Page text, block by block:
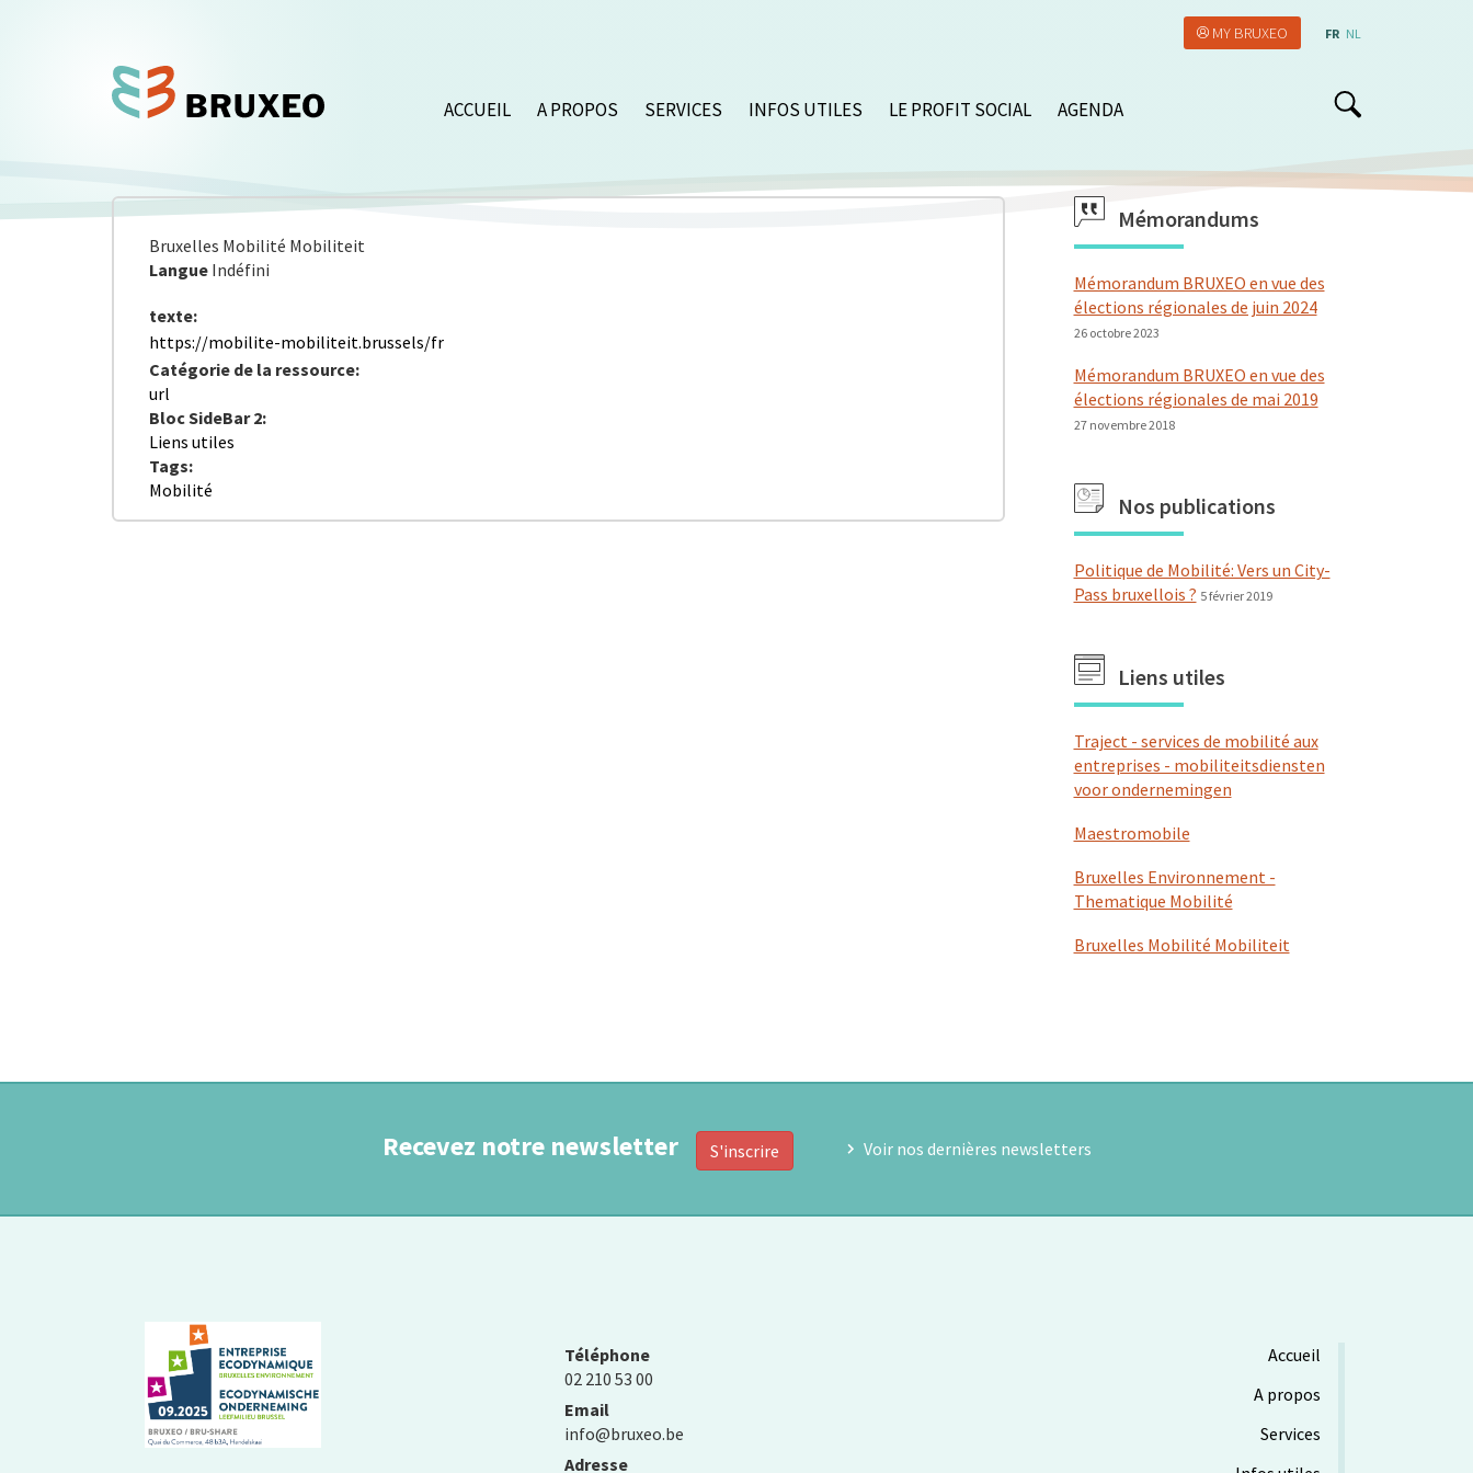
MY BRUXEO FR NL
ACCUEIL A PROPOS SERVICES INFOS UTILES LE PROFIT SOCIAL AGENDA
Bruxelles Mobilité Mobiliteit
Langue Indéfini
texte:
https://mobilite-mobiliteit.brussels/fr
Catégorie de la ressource:
url
Bloc SideBar 2:
Liens utiles
Tags:
Mobilité
Mémorandums
Mémorandum BRUXEO en vue des
élections régionales de juin 2024
26 octobre 2023
Mémorandum BRUXEO en vue des
élections régionales de mai 2019
27 novembre 2018
Nos publications
Politique de Mobilité: Vers un City-
Pass bruxellois ? 5 février 2019
Liens utiles
Traject - services de mobilité aux
entreprises - mobiliteitsdiensten
voor ondernemingen
Maestromobile
Bruxelles Environnement -
Thematique Mobilité
Bruxelles Mobilité Mobiliteit
Recevez notre newsletter S'inscrire Voir nos dernières newsletters
Téléphone
02 210 53 00
Email
info@bruxeo.be
Adresse
Accueil
A propos
Services